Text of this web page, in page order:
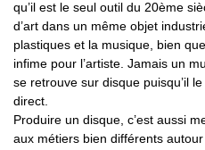
qu’il est le seul outil du 20ème
d’art dans un même objet
plastiques et la musique, bien
infime pour l’artiste. Jamais un
se retrouve sur disque puisqu’il
direct.
Produire un disque, c’est aussi
aux métiers bien différents